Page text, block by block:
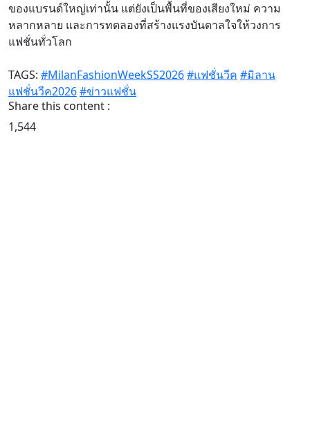
ของแบรนด์ใหญ่เท่านั้น แต่ยังเป็นพื้นที่ของเสียงใหม่ ความ
หลากหลาย และการทดลองที่สร้างแรงบันดาลใจให้วงการ
แฟชั่นทั่วโลก
TAGS: #MilanFashionWeekSS2026#แฟชั่นวีค #มิลาน
แฟชั่นวีค2026#ข่าวแฟชั่น
Share this content :
1,544